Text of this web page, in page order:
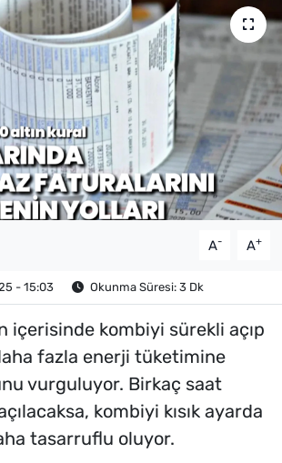
A- A+
- 15:03 Okunma Süresi: 3 Dk
içerisinde kombiyi sürekli açıp
fazla enerji tüketimine
vurguluyor. Birkaç saat
kombiyi kısık ayarda
tasarruflu oluyor.